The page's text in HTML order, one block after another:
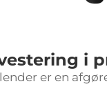
i
er en